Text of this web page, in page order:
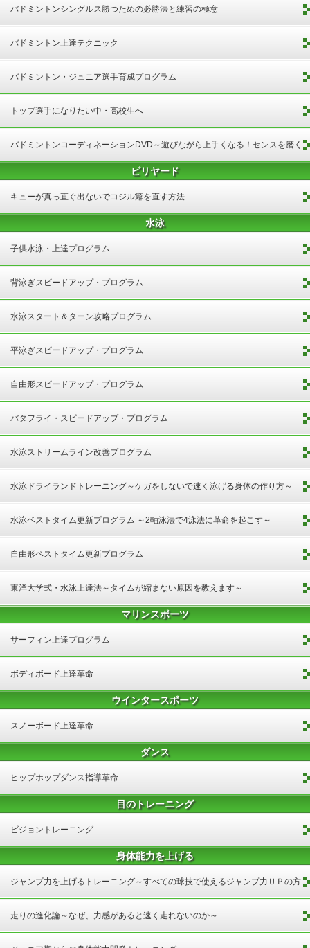
バドミントンシングルス勝つための必勝法と練習の極意
バドミントン上達テクニック
バドミントン・ジュニア選手育成プログラム
トップ選手になりたい中・高校生へ
バドミントンコーディネーションDVD～遊びながら上手くなる！センスを磨く
77ドリル～
ビリヤード
キューが真っ直ぐ出ないでコジル癖を直す方法
水泳
子供水泳・上達プログラム
背泳ぎスピードアップ・プログラム
水泳スタート＆ターン攻略プログラム
平泳ぎスピードアップ・プログラム
自由形スピードアップ・プログラム
バタフライ・スピードアップ・プログラム
水泳ストリームライン改善プログラム
水泳ドライランドトレーニング～ケガをしないで速く泳げる身体の作り方～
水泳ベストタイム更新プログラム ～2軸泳法で4泳法に革命を起こす～
自由形ベストタイム更新プログラム
東洋大学式・水泳上達法～タイムが縮まない原因を教えます～
マリンスポーツ
サーフィン上達プログラム
ボディボード上達革命
ウインタースポーツ
スノーボード上達革命
ダンス
ヒップホップダンス指導革命
目のトレーニング
ビジョントレーニング
身体能力を上げる
ジャンプ力を上げるトレーニング～すべての球技で使えるジャンプ力ＵＰの方
法～
走りの進化論～なぜ、力感があると速く走れないのか～